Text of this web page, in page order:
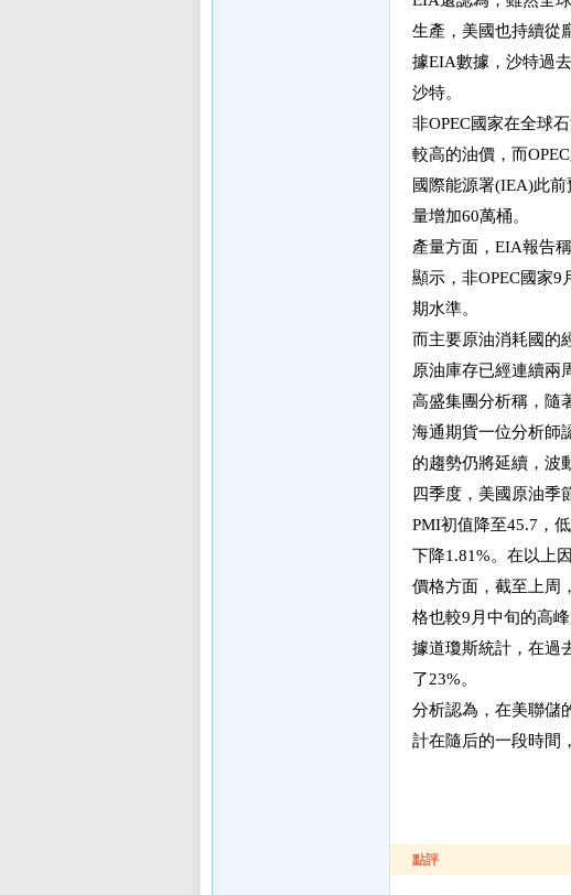
生產，美國也持續從
據EIA數據，沙特過
沙特。
非OPEC國家在全球
較高的油價，而
國際能源署(IEA)此
量增加60萬桶。
產量方面，EIA報告
顯示，非OPEC國家
期水準。
而主要原油消耗國的
原油庫存已經連續兩
高盛集團分析稱，隨
海通期貨一位分析師
的趨勢仍將延續，波
四季度，美國原油季
PMI初值降至45.7，
下降1.81%。在以上
價格方面，截至上周
格也較9月中旬的高峰
據道瓊斯統計，在過
了23%。
分析認為，在美聯儲
計在隨后的一段時間
點評